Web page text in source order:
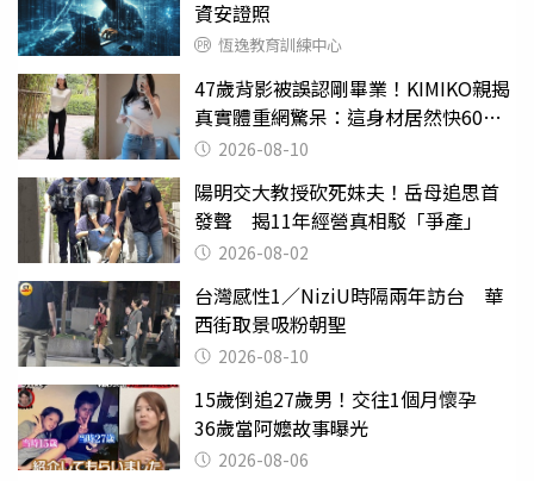
資安證照
恆逸教育訓練中心
47歲背影被誤認剛畢業！KIMIKO親揭
真實體重網驚呆：這身材居然快60公
斤？2026-08-10
陽明交大教授砍死妹夫！岳母追思首
發聲 揭11年經營真相駁「爭產」
2026-08-02
台灣感性1／NiziU時隔兩年訪台 華
西街取景吸粉朝聖
2026-08-10
15歲倒追27歲男！交往1個月懷孕
36歲當阿嬤故事曝光
2026-08-06